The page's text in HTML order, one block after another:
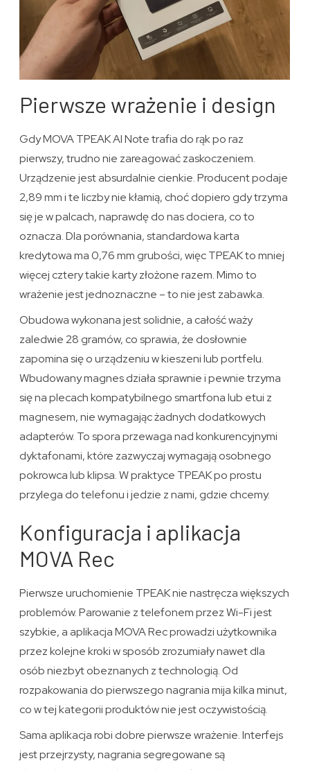
Pierwsze wrażenie i design
Gdy MOVA TPEAK AI Note trafia do rąk po raz
pierwszy, trudno nie zareagować zaskoczeniem.
Urządzenie jest absurdalnie cienkie. Producent podaje
2,89 mm i te liczby nie kłamią, choć dopiero gdy trzyma
się je w palcach, naprawdę do nas dociera, co to
oznacza. Dla porównania, standardowa karta
kredytowa ma 0,76 mm grubości, więc TPEAK to mniej
więcej cztery takie karty złożone razem. Mimo to
wrażenie jest jednoznaczne – to nie jest zabawka.
Obudowa wykonana jest solidnie, a całość waży
zaledwie 28 gramów, co sprawia, że dosłownie
zapomina się o urządzeniu w kieszeni lub portfelu.
Wbudowany magnes działa sprawnie i pewnie trzyma
się na plecach kompatybilnego smartfona lub etui z
magnesem, nie wymagając żadnych dodatkowych
adapterów. To spora przewaga nad konkurencyjnymi
dyktafonami, które zazwyczaj wymagają osobnego
pokrowca lub klipsa. W praktyce TPEAK po prostu
przylega do telefonu i jedzie z nami, gdzie chcemy.
Konfiguracja i aplikacja
MOVA Rec
Pierwsze uruchomienie TPEAK nie nastręcza większych
problemów. Parowanie z telefonem przez Wi-Fi jest
szybkie, a aplikacja MOVA Rec prowadzi użytkownika
przez kolejne kroki w sposób zrozumiały nawet dla
osób niezbyt obeznanych z technologią. Od
rozpakowania do pierwszego nagrania mija kilka minut,
co w tej kategorii produktów nie jest oczywistością.
Sama aplikacja robi dobre pierwsze wrażenie. Interfejs
jest przejrzysty, nagrania segregowane są